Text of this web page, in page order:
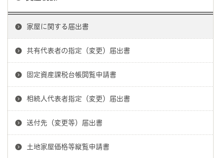
家屋に関する届出書
共有代表者の指定（変更）届出書
固定資産課税台帳閲覧申請書
相続人代表者指定（変更）届出書
送付先（変更等）届出書
土地家屋価格等縦覧申請書